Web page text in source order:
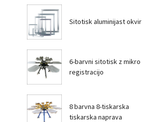
Sitotisk aluminijast okvir
6-barvni sitotisk z mikro
registracijo
8 barvna 8-tiskarska
tiskarska naprava